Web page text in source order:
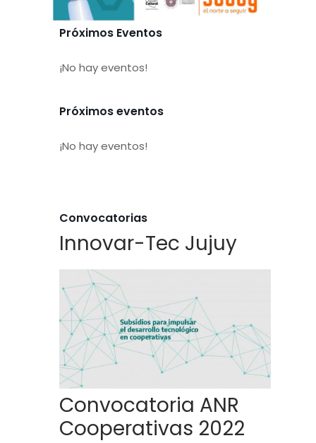
Próximos Eventos
¡No hay eventos!
Próximos eventos
¡No hay eventos!
Convocatorias
Innovar-Tec Jujuy
Convocatoria ANR
Cooperativas 2022